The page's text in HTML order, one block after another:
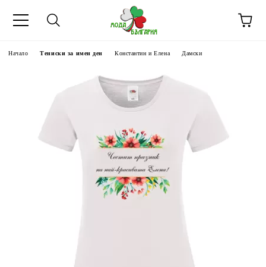
Начало Тениски за имен ден Константин и Елена Дамски